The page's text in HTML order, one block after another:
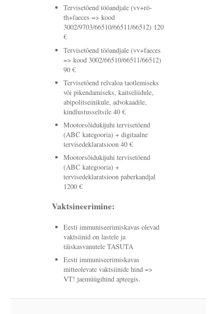
Tervisetõend tööandjale (vv+rö-
th+faeces => kood
3002/9703/66510/66511/66512) 120
€
Tervisetõend tööandjale (vv+faeces
=> kood 3002/66510/66511/66512)
90 €
Tervisetõend relvaloa taotlemiseks
või pikendamiseks, kaitseliidule,
abipolitseinikule, advokaadile,
kindlustusseltsile 40 €
Mootorsõidukijuhi tervisetõend
(ABC kategooria) + digitaalne
tervisedeklaratsioon 40 €
Mootorsõidukijuhi tervisetõend
(ABC kategooria) +
tervisedeklaratsioon paberkandjal
1200 €
Vaktsineerimine:
Eesti immuniseerimiskavas olevad
vaktsiinid on lastele ja
täiskasvanutele TASUTA
Eesti immuniseerimiskavas
mitteolevate vaktsiinide hind =>
VT! jaemüügihind apteegis.